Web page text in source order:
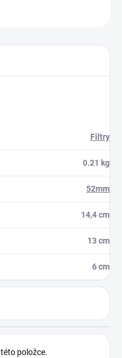
Filtry
0.21 kg
52mm
14,4 cm
13 cm
6 cm
položce.